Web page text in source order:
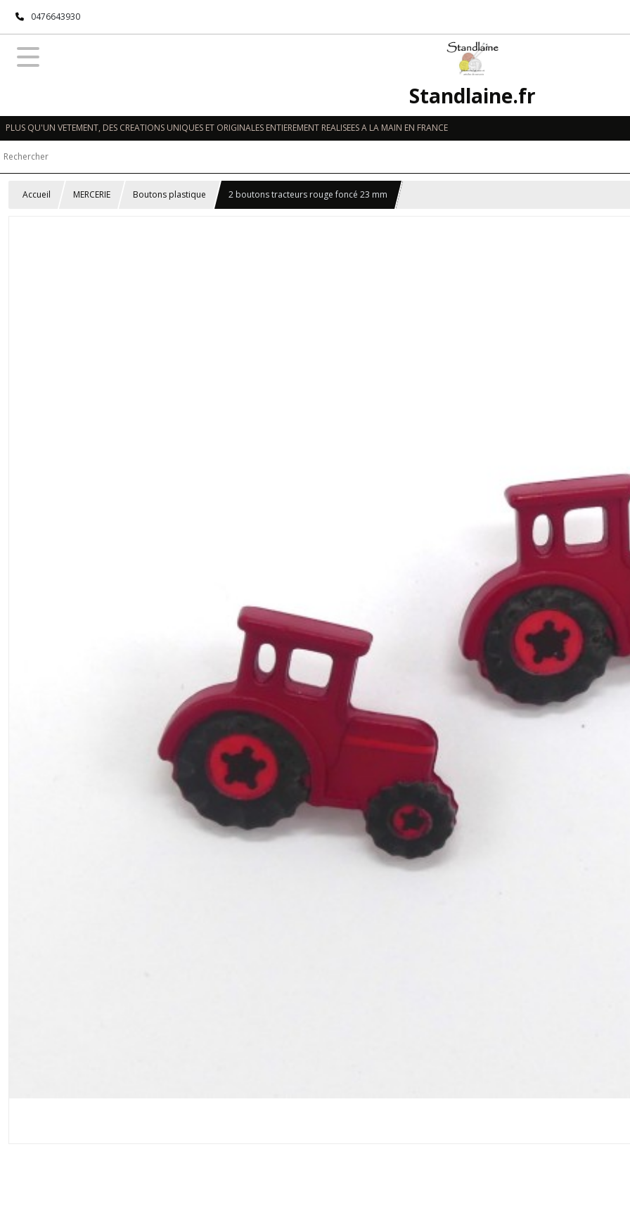
0476643930
Standlaine.fr
PLUS QU'UN VETEMENT, DES CREATIONS UNIQUES ET ORIGINALES ENTIEREMENT REALISEES A LA MAIN EN FRANCE
Accueil MERCERIE Boutons plastique 2 boutons tracteurs rouge foncé 23 mm